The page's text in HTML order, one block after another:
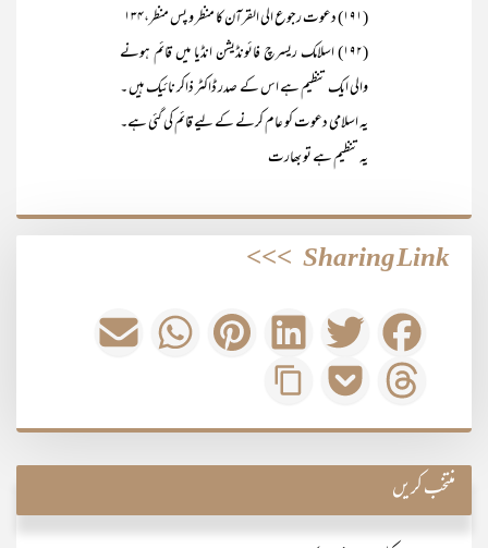
(۱۹۱) دعوت رجوع الی القرآن کا منظر و پس منظر،۱۳۴
(۱۹۲) اسلامک ریسرچ فائونڈیشن انڈیا میں قائم ہونے
والی ایک تنظیم ہے اس کے صدر ڈاکٹر ذاکر نائیک ہیں ۔
یہ اسلامی دعوت کو عام کرنے کے لیے قائم کی گئی ہے۔
یہ تنظیم ہے تو بھارت
Sharing Link
>>>
منتخب کریں